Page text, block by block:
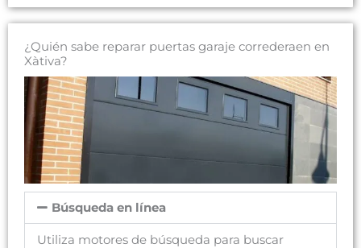
¿Quién sabe reparar puertas garaje correderaen en
Xàtiva?
Búsqueda en línea
Utiliza motores de búsqueda para buscar